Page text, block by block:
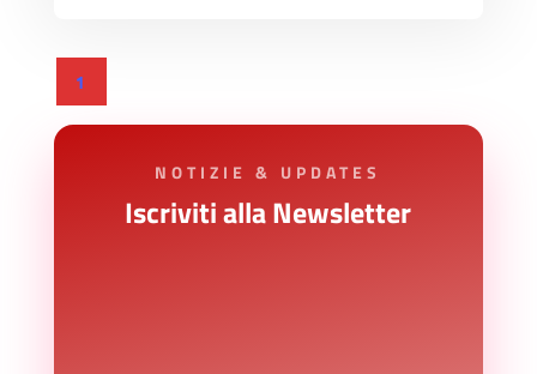
1
NOTIZIE & UPDATES
Iscriviti alla Newsletter